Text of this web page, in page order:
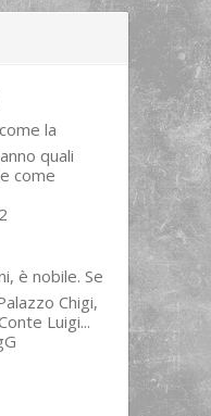
la
quali
come
è nobile. Se
Chigi,
Luigi...